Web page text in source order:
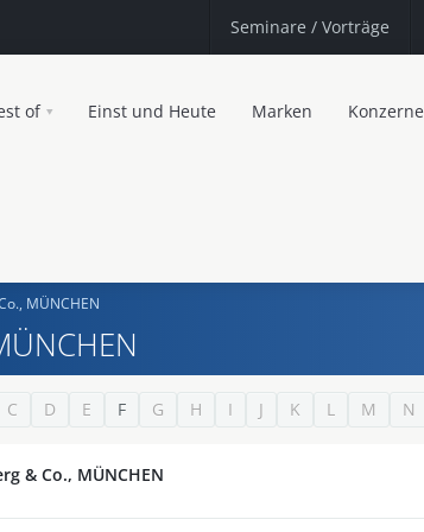
Seminare / Vorträge
of Einst und Heute Marken Konzerne
MÜNCHEN
C D E F G H I J K L M N
& Co., MÜNCHEN